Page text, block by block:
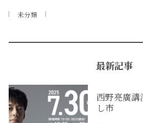
未分類
最新記事
西野亮廣
し市